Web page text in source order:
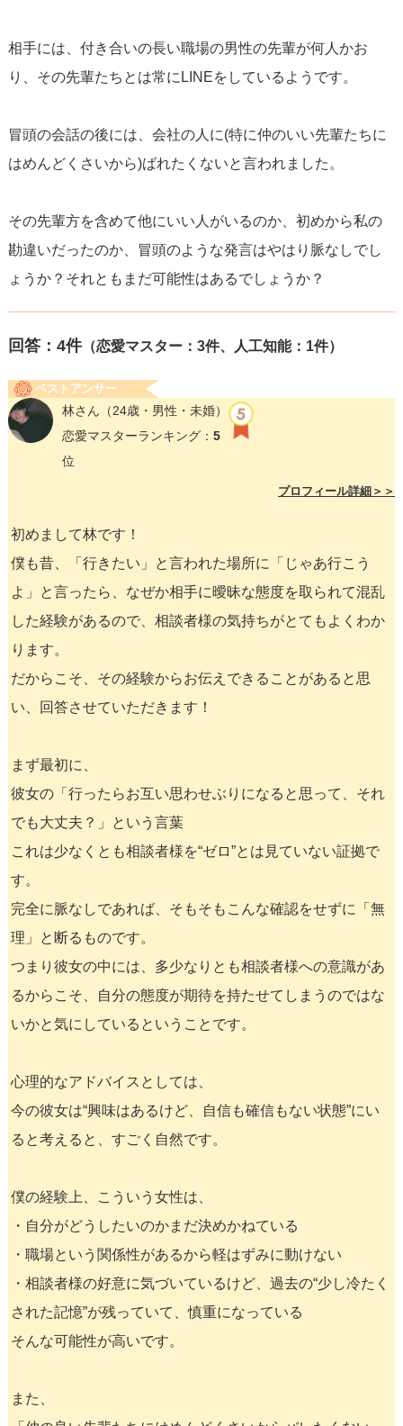
相手には、付き合いの長い職場の男性の先輩が何人かお
り、その先輩たちとは常にLINEをしているようです。
冒頭の会話の後には、会社の人に(特に仲のいい先輩たちに
はめんどくさいから)ばれたくないと言われました。
その先輩方を含めて他にいい人がいるのか、初めから私の
勘違いだったのか、冒頭のような発言はやはり脈なしでし
ょうか？それともまだ可能性はあるでしょうか？
回答： 4件（恋愛マスター：3件、人工知能：1件）
ベストアンサー
林さん （24歳・男性・未婚）
恋愛マスターランキング： 5
位
プロフィール詳細＞＞
初めまして林です！
僕も昔、「行きたい」と言われた場所に「じゃあ行こう
よ」と言ったら、なぜか相手に曖昧な態度を取られて混乱
した経験があるので、相談者様の気持ちがとてもよくわか
ります。
だからこそ、その経験からお伝えできることがあると思
い、回答させていただきます！
まず最初に、
彼女の「行ったらお互い思わせぶりになると思って、それ
でも大丈夫？」という言葉
これは少なくとも相談者様を“ゼロ”とは見ていない証拠で
す。
完全に脈なしであれば、そもそもこんな確認をせずに「無
理」と断るものです。
つまり彼女の中には、多少なりとも相談者様への意識があ
るからこそ、自分の態度が期待を持たせてしまうのではな
いかと気にしているということです。
心理的なアドバイスとしては、
今の彼女は“興味はあるけど、自信も確信もない状態”にい
ると考えると、すごく自然です。
僕の経験上、こういう女性は、
・自分がどうしたいのかまだ決めかねている
・職場という関係性があるから軽はずみに動けない
・相談者様の好意に気づいているけど、過去の“少し冷たく
された記憶”が残っていて、慎重になっている
そんな可能性が高いです。
また、